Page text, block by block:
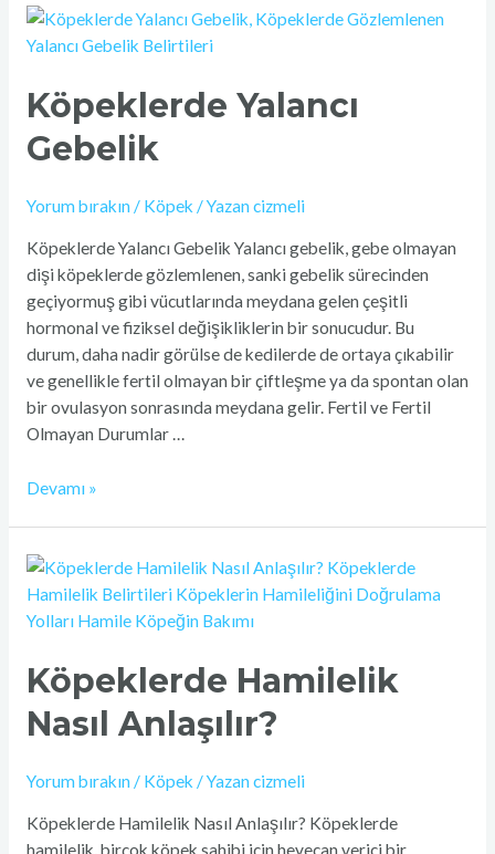
Köpeklerde Yalancı
Gebelik
Yorum bırakın / Köpek / Yazan cizmeli
Köpeklerde Yalancı Gebelik Yalancı gebelik, gebe olmayan
dişi köpeklerde gözlemlenen, sanki gebelik sürecinden
geçiyormuş gibi vücutlarında meydana gelen çeşitli
hormonal ve fiziksel değişikliklerin bir sonucudur. Bu
durum, daha nadir görülse de kedilerde de ortaya çıkabilir
ve genellikle fertil olmayan bir çiftleşme ya da spontan olan
bir ovulasyon sonrasında meydana gelir. Fertil ve Fertil
Olmayan Durumlar …
Köpeklerde
Yalancı
Devamı »
Köpeklerde Hamilelik
Nasıl Anlaşılır?
Yorum bırakın / Köpek / Yazan cizmeli
Köpeklerde Hamilelik Nasıl Anlaşılır? Köpeklerde
hamilelik, birçok köpek sahibi için heyecan verici bir
Köpeklerde
Hamilelik
Nasıl